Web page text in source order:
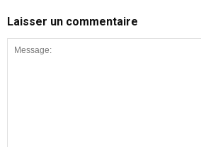
Laisser un commentaire